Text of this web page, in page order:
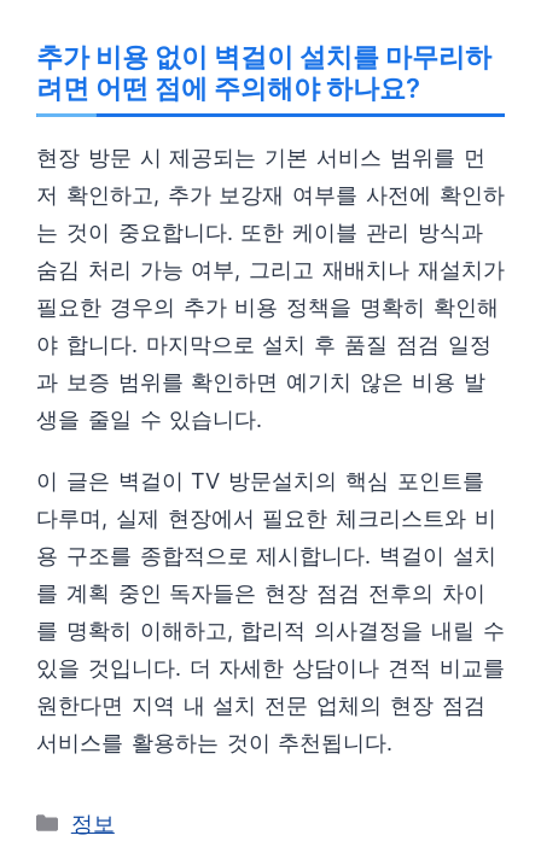
추가 비용 없이 벽걸이 설치를 마무리하
려면 어떤 점에 주의해야 하나요?
현장 방문 시 제공되는 기본 서비스 범위를 먼
저 확인하고, 추가 보강재 여부를 사전에 확인하
는 것이 중요합니다. 또한 케이블 관리 방식과
숨김 처리 가능 여부, 그리고 재배치나 재설치가
필요한 경우의 추가 비용 정책을 명확히 확인해
야 합니다. 마지막으로 설치 후 품질 점검 일정
과 보증 범위를 확인하면 예기치 않은 비용 발
생을 줄일 수 있습니다.
이 글은 벽걸이 TV 방문설치의 핵심 포인트를
다루며, 실제 현장에서 필요한 체크리스트와 비
용 구조를 종합적으로 제시합니다. 벽걸이 설치
를 계획 중인 독자들은 현장 점검 전후의 차이
를 명확히 이해하고, 합리적 의사결정을 내릴 수
있을 것입니다. 더 자세한 상담이나 견적 비교를
원한다면 지역 내 설치 전문 업체의 현장 점검
서비스를 활용하는 것이 추천됩니다.
카
정보